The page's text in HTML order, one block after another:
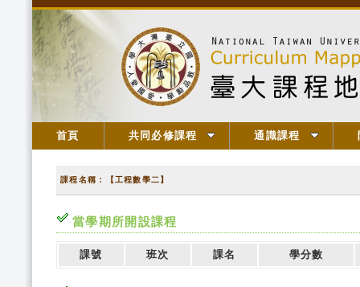
首頁 共同必修課程 通識課程
課程名稱：【工程數學二】
當學期所開設課程
課號 班次 課名 學分數